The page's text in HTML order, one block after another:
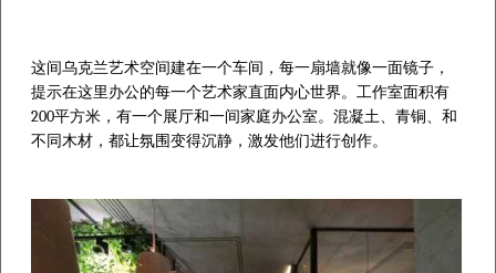
这间乌克兰艺术空间建在一个车间，每一扇墙就像一面镜子，
提示在这里办公的每一个艺术家直面内心世界。工作室面积有
200平方米，有一个展厅和一间家庭办公室。混凝土、青铜、和
不同木材，都让氛围变得沉静，激发他们进行创作。